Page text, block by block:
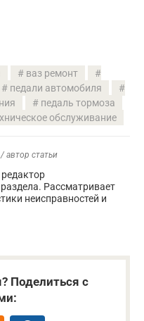
ваз ремонт
педали автомобиля
педаль тормоза
обслуживание
/ автор статьи
Рассматривает
неисправностей и
Поделиться с